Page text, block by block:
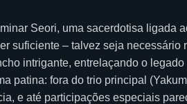
Seori, uma sacerdotisa ligada
suficiente – talvez seja necessário
intrigante, entrelaçando o
patina: fora do trio principal
e até participações especiais